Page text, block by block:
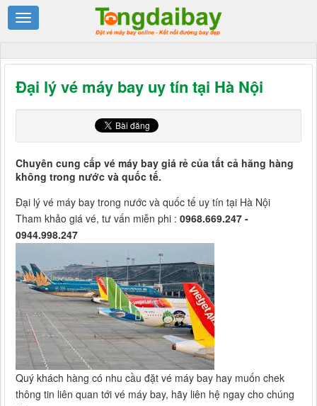
Đại lý vé máy bay uy tín tại Hà Nội
Chuyên cung cấp vé máy bay giá rẻ của tất cả hãng hàng
không trong nước và quốc tế.
Đại lý vé máy bay trong nước và quốc tế uy tín tại Hà Nội
Tham khảo giá vé, tư vấn miễn phi : 0968.669.247 -
0944.998.247
Quý khách hàng có nhu cầu đặt vé máy bay hay muốn chek
thông tin liên quan tới vé máy bay, hãy liên hệ ngay cho chúng